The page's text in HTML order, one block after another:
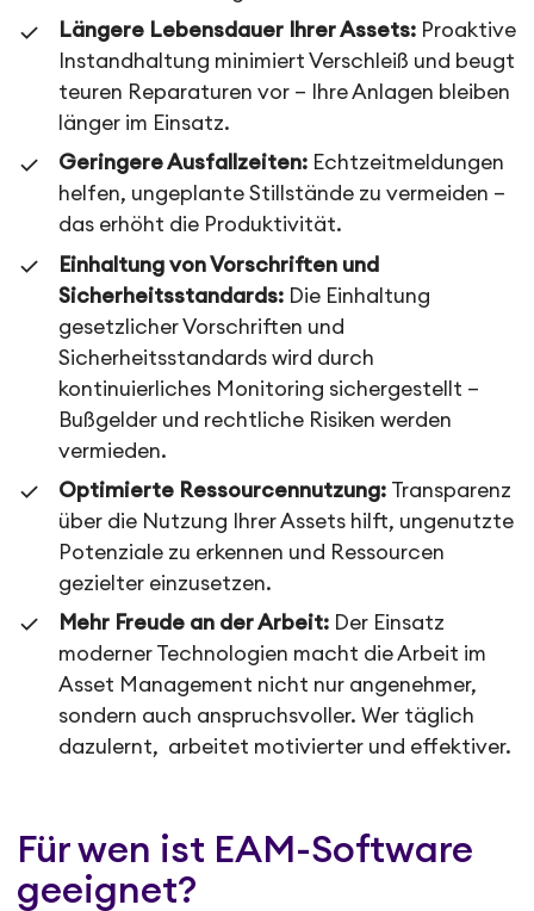
Längere Lebensdauer Ihrer Assets: Proaktive
Instandhaltung minimiert Verschleiß und beugt
teuren Reparaturen vor – Ihre Anlagen bleiben
länger im Einsatz.
Geringere Ausfallzeiten: Echtzeitmeldungen
helfen, ungeplante Stillstände zu vermeiden –
das erhöht die Produktivität.
Einhaltung von Vorschriften und
Sicherheitsstandards: Die Einhaltung
gesetzlicher Vorschriften und
Sicherheitsstandards wird durch
kontinuierliches Monitoring sichergestellt –
Bußgelder und rechtliche Risiken werden
vermieden.
Optimierte Ressourcennutzung: Transparenz
über die Nutzung Ihrer Assets hilft, ungenutzte
Potenziale zu erkennen und Ressourcen
gezielter einzusetzen.
Mehr Freude an der Arbeit: Der Einsatz
moderner Technologien macht die Arbeit im
Asset Management nicht nur angenehmer,
sondern auch anspruchsvoller. Wer täglich
dazulernt, arbeitet motivierter und effektiver.
Für wen ist EAM-Software
geeignet?